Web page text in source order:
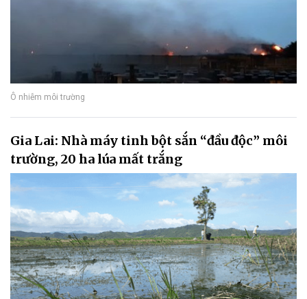
Ô nhiễm môi trường
Gia Lai: Nhà máy tinh bột sắn “đầu độc” môi
trường, 20 ha lúa mất trắng